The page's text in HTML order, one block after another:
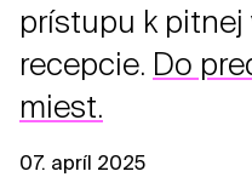
prístupu k pitnej
recepcie. Do
miest.
07. apríl 2025